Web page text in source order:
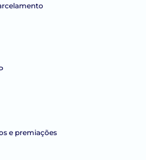
e premiações